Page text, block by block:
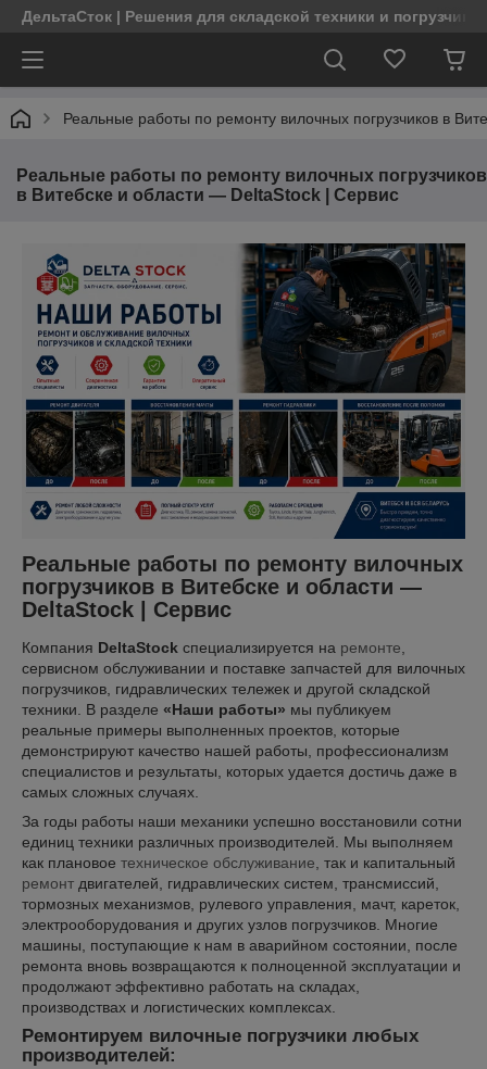
ДельтаСток | Решения для складской техники и
Реальные работы по ремонту вилочных погрузчиков в
Реальные работы по ремонту вилочных погрузчиков
в Витебске и области — DeltaStock | Сервис
Реальные работы по ремонту вилочных
погрузчиков в Витебске и области —
DeltaStock | Сервис
Компания DeltaStock специализируется на ремонте,
сервисном обслуживании и поставке запчастей для вилочных
погрузчиков, гидравлических тележек и другой складской
техники. В разделе «Наши работы» мы публикуем
реальные примеры выполненных проектов, которые
демонстрируют качество нашей работы, профессионализм
специалистов и результаты, которых удается достичь даже в
самых сложных случаях.
За годы работы наши механики успешно восстановили сотни
единиц техники различных производителей. Мы выполняем
как плановое техническое обслуживание, так и капитальный
ремонт двигателей, гидравлических систем, трансмиссий,
тормозных механизмов, рулевого управления, мачт, кареток,
электрооборудования и других узлов погрузчиков. Многие
машины, поступающие к нам в аварийном состоянии, после
ремонта вновь возвращаются к полноценной эксплуатации и
продолжают эффективно работать на складах,
производствах и логистических комплексах.
Ремонтируем вилочные погрузчики любых
производителей: